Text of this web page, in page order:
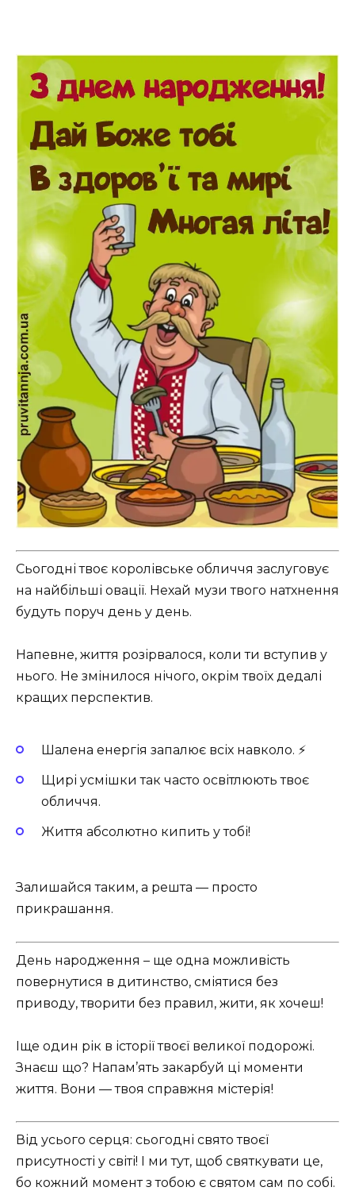
Сьогодні твоє королівське обличчя заслуговує
на найбільші овації. Нехай музи твого натхнення
будуть поруч день у день.
Напевне, життя розірвалося, коли ти вступив у
нього. Не змінилося нічого, окрім твоїх дедалі
кращих перспектив.
Шалена енергія запалює всіх навколо. ⚡️
Щирі усмішки так часто освітлюють твоє
обличчя.
Життя абсолютно кипить у тобі!
Залишайся таким, а решта — просто
прикрашання.
День народження – ще одна можливість
повернутися в дитинство, сміятися без
приводу, творити без правил, жити, як хочеш!
Іще один рік в історії твоєї великої подорожі.
Знаєш що? Напам’ять закарбуй ці моменти
життя. Вони — твоя справжня містерія!
Від усього серця: сьогодні свято твоєї
присутності у світі! І ми тут, щоб святкувати це,
бо кожний момент з тобою є святом сам по собі.